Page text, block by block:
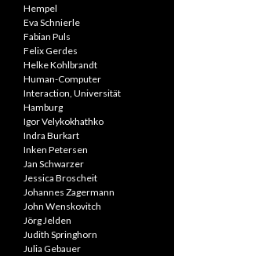
Hempel
Eva Schnierle
Fabian Puls
Felix Gerdes
Helke Kohlbrandt
Human-Computer
Interaction, Universität
Hamburg
Igor Velykokhathko
Indra Burkart
Inken Petersen
Jan Schwarzer
Jessica Broscheit
Johannes Zagermann
John Wenskovitch
Jörg Jelden
Judith Springhorn
Julia Gebauer